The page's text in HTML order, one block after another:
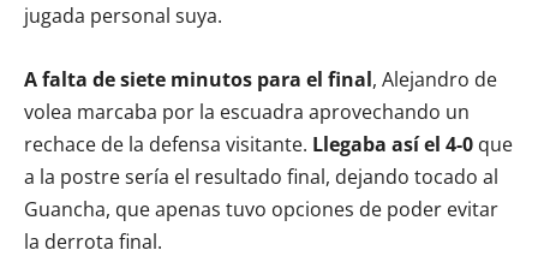
jugada personal suya.
A falta de siete minutos para el final, Alejandro de
volea marcaba por la escuadra aprovechando un
rechace de la defensa visitante. Llegaba así el 4-0 que
a la postre sería el resultado final, dejando tocado al
Guancha, que apenas tuvo opciones de poder evitar
la derrota final.